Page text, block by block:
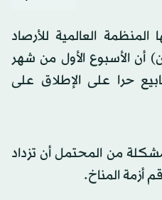
العالمية للأرصاد
أن الأسبوع الأول من شهر
حرا على الإطلاق على
من المحتمل أن تزداد
أزمة المناخ.